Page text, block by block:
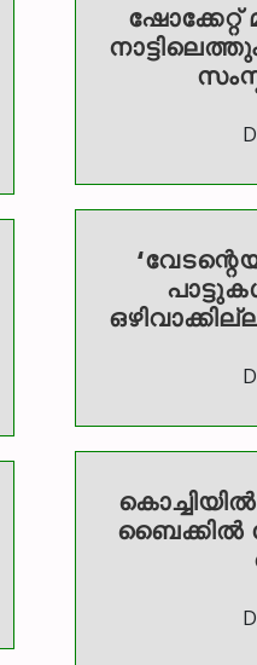
ബൈക്കില്‍